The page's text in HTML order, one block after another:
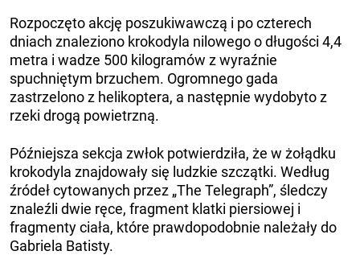
Rozpoczęto akcję poszukiwawczą i po czterech
dniach znaleziono krokodyla nilowego o długości 4,4
metra i wadze 500 kilogramów z wyraźnie
spuchniętym brzuchem. Ogromnego gada
zastrzelono z helikoptera, a następnie wydobyto z
rzeki drogą powietrzną.
Późniejsza sekcja zwłok potwierdziła, że ​​w żołądku
krokodyla znajdowały się ludzkie szczątki. Według
źródeł cytowanych przez „The Telegraph”, śledczy
znaleźli dwie ręce, fragment klatki piersiowej i
fragmenty ciała, które prawdopodobnie należały do ​​
Gabriela Batisty.